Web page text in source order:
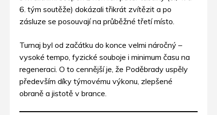
6. tým soutěže) dokázali třikrát zvítězit a po
zásluze se posouvají na průběžné třetí místo.
Turnaj byl od začátku do konce velmi náročný –
vysoké tempo, fyzické souboje i minimum času na
regeneraci. O to cennější je, že Poděbrady uspěly
především díky týmovému výkonu, zlepšené
obraně a jistotě v brance.